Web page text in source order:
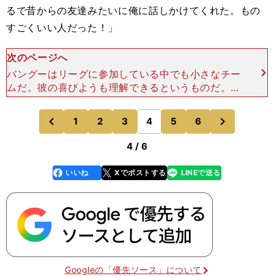
るで昔からの友達みたいに俺に話しかけてくれた。もの
すごくいい人だった！」
次のページへ
バングーはリーグに参加している中でも小さなチー
ムだ。彼の喜びようも理解できるというものだ。
しかし、もうひとつ忘れてはいけないのは、そのチ
ームにボタフォゴが引き分けてしまったことだ。本
田の後半のパフォ
前
のページへ
1 2 3 4 5 6
のページへ
4 / 6
faceboo
k
いいね Xでポストする
line LINEで送る
Googleの「優先ソース」について